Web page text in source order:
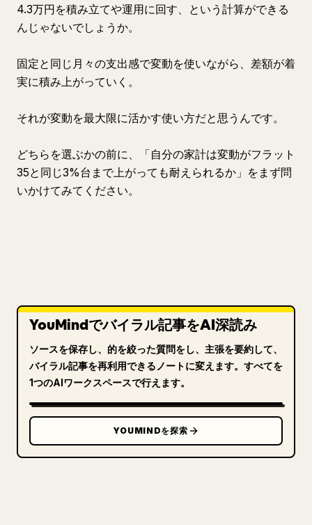
4.3万円を積み立てや運用に回す、という計算ができる
んじゃないでしょうか。
固定と同じ月々の支出感で変動を使いながら、差額が着
実に積み上がっていく。
それが変動を最大限に活かす使い方だと思うんです。
どちらを選ぶかの前に、「自分の家計は変動がフラット
35と同じ3%台まで上がっても耐えられるか」をまず問
いかけてみてください。
YouMindでバイラル記事をAI深読み
ソースを保存し、的を絞った質問をし、主張を要約して、
バイラル記事を再利用できるノートに変えます。すべてを
1つのAIワークスペースで行えます。
YOUMINDを探索